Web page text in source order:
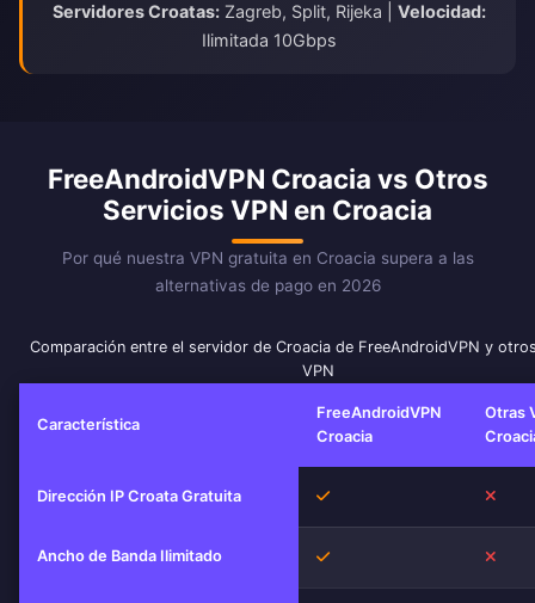
Servidores Croatas: Zagreb, Split, Rijeka | Velocidad:
Ilimitada 10Gbps
FreeAndroidVPN Croacia vs Otros
Servicios VPN en Croacia
Por qué nuestra VPN gratuita en Croacia supera a las
alternativas de pago en 2026
Comparación entre el servidor de Croacia de FreeAndroidVPN y
VPN
Característica
FreeAndroidVPN
Croacia
Otras
Dirección IP Croata Gratuita Sí
Ancho de Banda Ilimitado Sí